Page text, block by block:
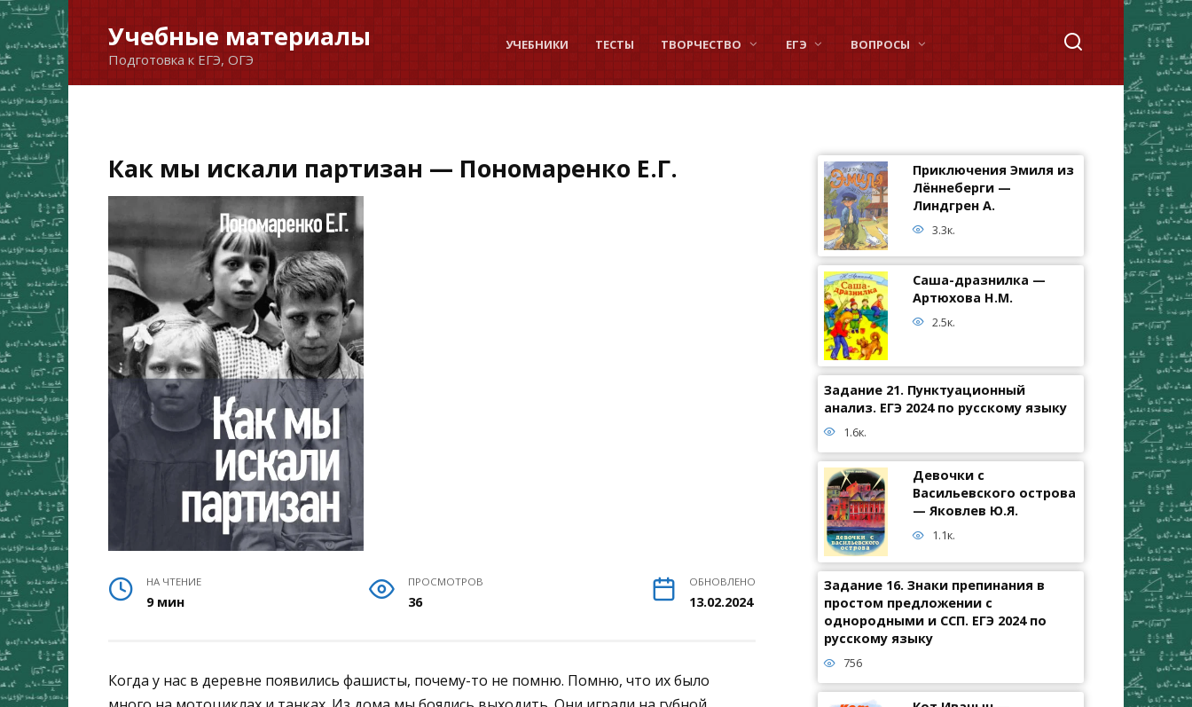
Перейти
содержанию
Учебные материалы
Подготовка к ЕГЭ, ОГЭ
УЧЕБНИКИ ТЕСТЫ ТВОРЧЕСТВО ЕГЭ ВОПРОСЫ
Как мы искали партизан — Пономаренко Е.Г.
НА ЧТЕНИЕ
9 мин
ПРОСМОТРОВ
36
ОБНОВЛЕНО
13.02.2024
Когда у нас в деревне появились фашисты, почему-то не помню. Помню, что их было
Приключения Эмиля из
Лённеберги —
Линдгрен А.
3.3к.
Саша-дразнилка —
Артюхова Н.М.
2.5к.
Задание 21. Пунктуационный
анализ. ЕГЭ 2024 по русскому языку
1.6к.
Девочки с
Васильевского острова
— Яковлев Ю.Я.
1.1к.
Задание 16. Знаки препинания в
простом предложении с
однородными и ССП. ЕГЭ 2024 по
русскому языку
756